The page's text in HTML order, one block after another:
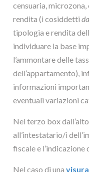
censuaria,
rendita (i cosiddetti
tipologia e rendita
individuare la base
l’ammontare delle
dell’appartamento),
informazioni
eventuali variazioni
Nel terzo box
all’intestatario/i
fiscale e
Nel caso di una